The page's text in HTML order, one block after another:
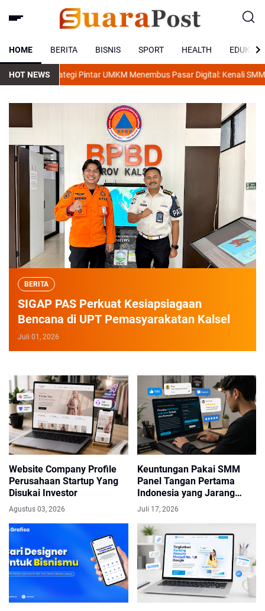
HOME BERITA BISNIS SPORT HEALTH EDUKASI
HOT NEWS
Pintar UMKM Menembus Pasar Digital: Kenali SMM Panel All-
BERITA
SIGAP PAS Perkuat Kesiapsiagaan
Bencana di UPT Pemasyarakatan Kalsel
Juli 01, 2026
Website Company Profile
Perusahaan Startup Yang
Disukai Investor
Agustus 03, 2026
Keuntungan Pakai SMM
Panel Tangan Pertama
Indonesia yang Jarang
Disadari
Juli 17, 2026